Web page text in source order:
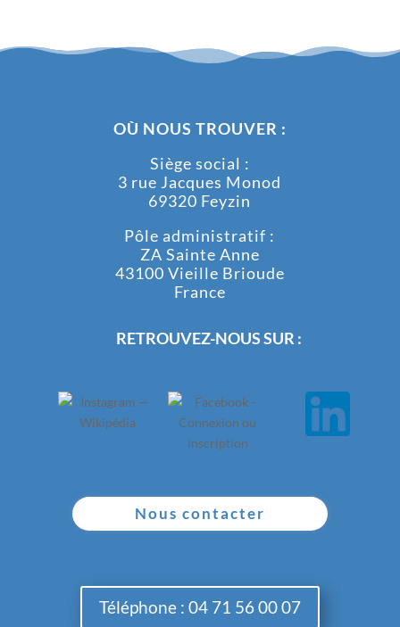
OÙ NOUS TROUVER :
Siège social :
3 rue Jacques Monod
69320 Feyzin
Pôle administratif :
ZA Sainte Anne
43100 Vieille Brioude
France
RETROUVEZ-NOUS SUR :
Nous contacter
Téléphone : 04 71 56 00 07